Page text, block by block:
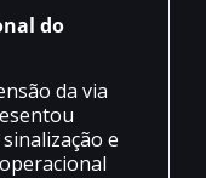
do
da via
e